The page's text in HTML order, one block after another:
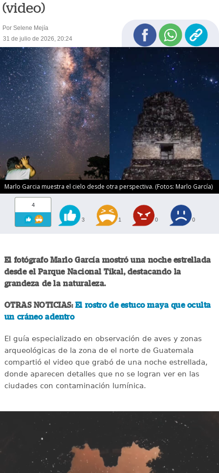
(video)
Por Selene Mejía
31 de julio de 2026, 20:24
Marlo Garcia muestra el cielo desde otra perspectiva. (Fotos: Marlo García)
4
3 1 0 0
El fotógrafo Marlo García mostró una noche estrellada
desde el Parque Nacional Tikal, destacando la
grandeza de la naturaleza.
OTRAS NOTICIAS: El rostro de estuco maya que oculta
un cráneo adentro
El guía especializado en observación de aves y zonas
arqueológicas de la zona de el norte de Guatemala
compartió el video que grabó de una noche estrellada,
donde aparecen detalles que no se logran ver en las
ciudades con contaminación lumínica.